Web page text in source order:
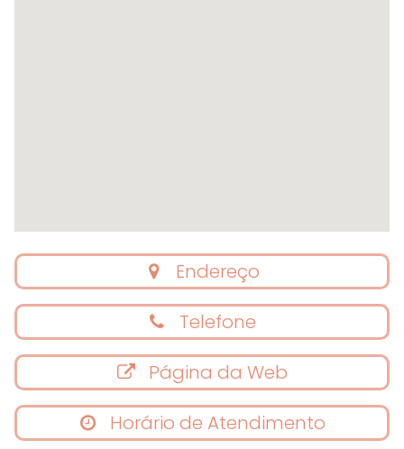
Endereço
Telefone
Página da Web
Horário de Atendimento